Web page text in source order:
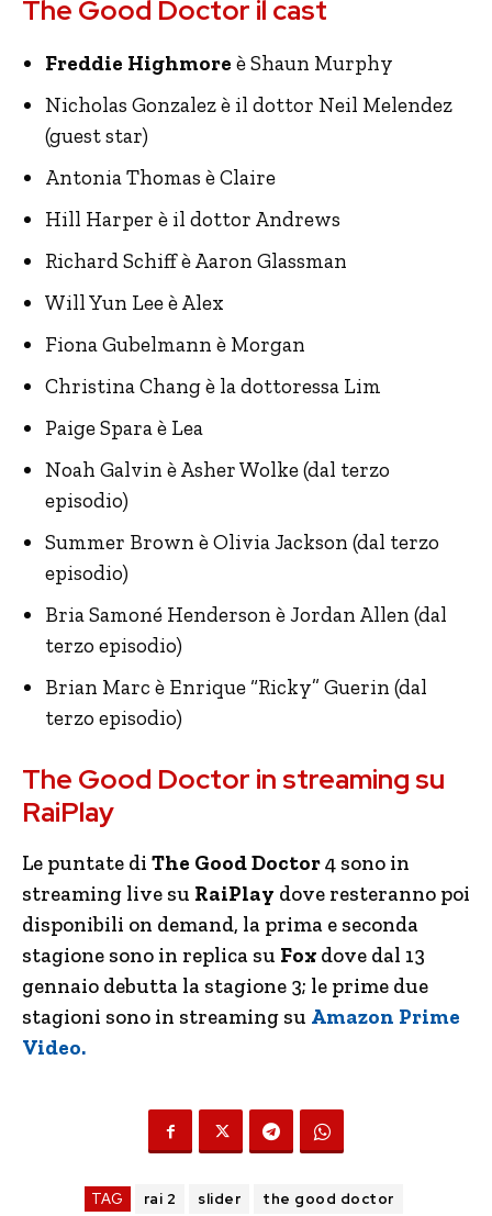
The Good Doctor il cast
Freddie Highmore è Shaun Murphy
Nicholas Gonzalez è il dottor Neil Melendez
(guest star)
Antonia Thomas è Claire
Hill Harper è il dottor Andrews
Richard Schiff è Aaron Glassman
Will Yun Lee è Alex
Fiona Gubelmann è Morgan
Christina Chang è la dottoressa Lim
Paige Spara è Lea
Noah Galvin è Asher Wolke (dal terzo
episodio)
Summer Brown è Olivia Jackson (dal terzo
episodio)
Bria Samoné Henderson è Jordan Allen (dal
terzo episodio)
Brian Marc è Enrique “Ricky” Guerin (dal
terzo episodio)
The Good Doctor in streaming su
RaiPlay
Le puntate di The Good Doctor4 sono in
streaming live su RaiPlay dove resteranno poi
disponibili on demand, la prima e seconda
stagione sono in replica su Fox dove dal 13
gennaio debutta la stagione 3; le prime due
stagioni sono in streaming su Amazon Prime
Video.
TAG rai 2 slider the good doctor